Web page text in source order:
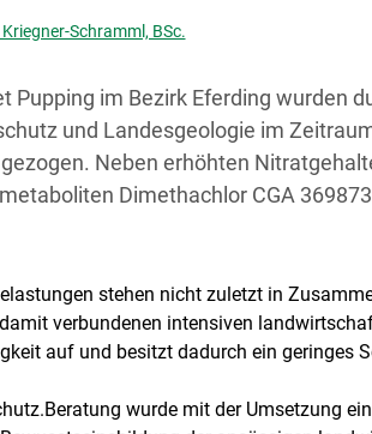
Schramml, BSc.
Pupping im Bezirk Eferding wurden
und Landesgeologie im
Neben erhöhten
Dimethachlor CGA
stehen nicht zuletzt in
verbundenen intensiven
auf und besitzt dadurch ein geringes
wurde mit der Umsetzung